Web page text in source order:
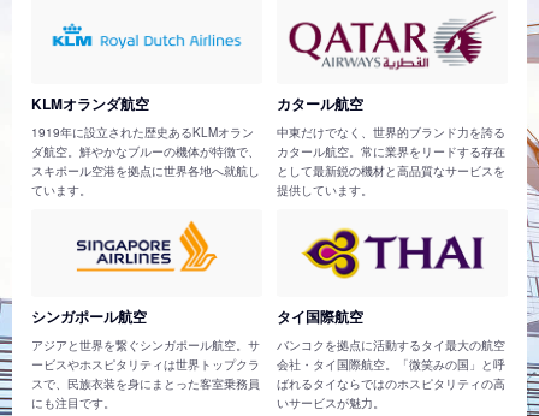
KLMオランダ航空
1919年に設立された歴史あるKLMオラン
ダ航空。鮮やかなブルーの機体が特徴で、
スキポール空港を拠点に世界各地へ就航し
ています。
カタール航空
中東だけでなく、世界的ブランド力を誇る
カタール航空。常に業界をリードする存在
として最新鋭の機材と高品質なサービスを
提供しています。
シンガポール航空
アジアと世界を繋ぐシンガポール航空。サ
ービスやホスピタリティは世界トップクラ
スで、民族衣装を身にまとった客室乗務員
にも注目です。
タイ国際航空
バンコクを拠点に活動するタイ最大の航空
会社・タイ国際航空。「微笑みの国」と呼
ばれるタイならではのホスピタリティの高
いサービスが魅力。